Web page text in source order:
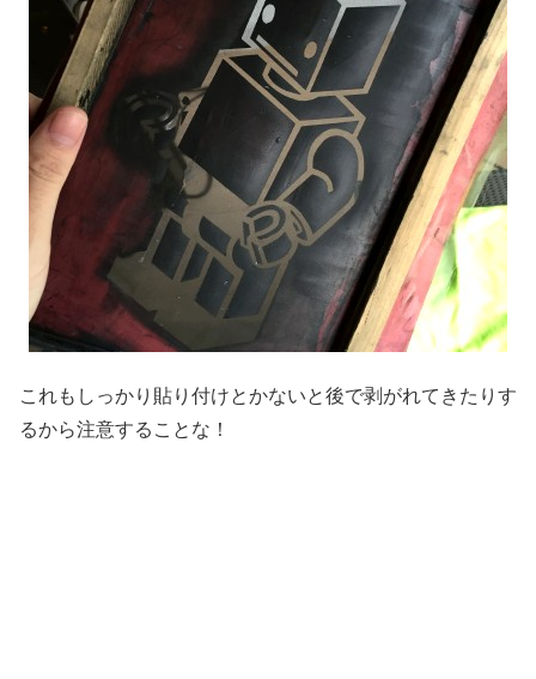
これもしっかり貼り付けとかないと後で剥がれてきたりす
るから注意することな！